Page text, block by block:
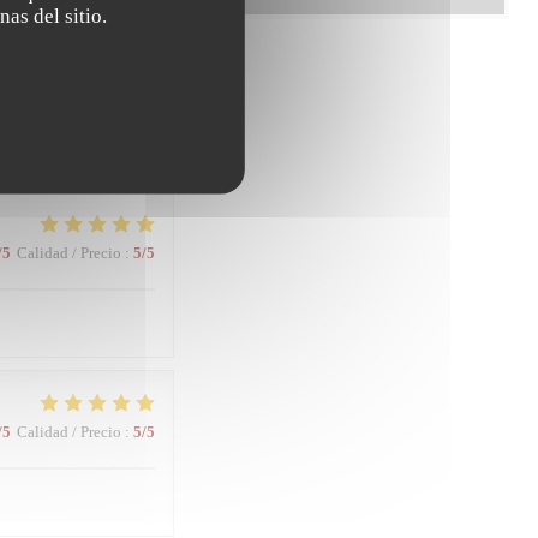
del sitio.
Calidad / Precio : 5/5
Calidad / Precio : 5/5